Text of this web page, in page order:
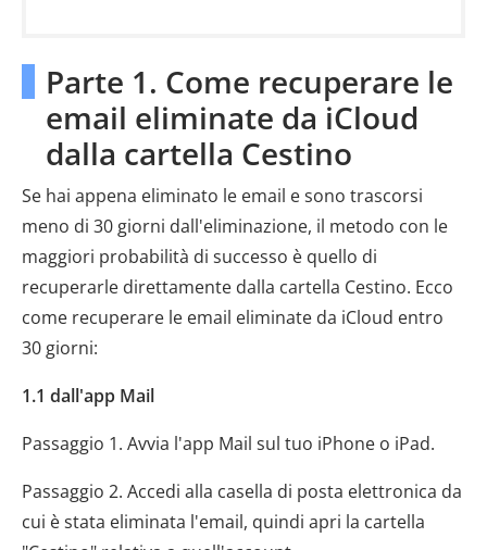
Parte 1. Come recuperare le
email eliminate da iCloud
dalla cartella Cestino
Se hai appena eliminato le email e sono trascorsi
meno di 30 giorni dall'eliminazione, il metodo con le
maggiori probabilità di successo è quello di
recuperarle direttamente dalla cartella Cestino. Ecco
come recuperare le email eliminate da iCloud entro
30 giorni:
1.1 dall'app Mail
Passaggio 1. Avvia l'app Mail sul tuo iPhone o iPad.
Passaggio 2. Accedi alla casella di posta elettronica da
cui è stata eliminata l'email, quindi apri la cartella